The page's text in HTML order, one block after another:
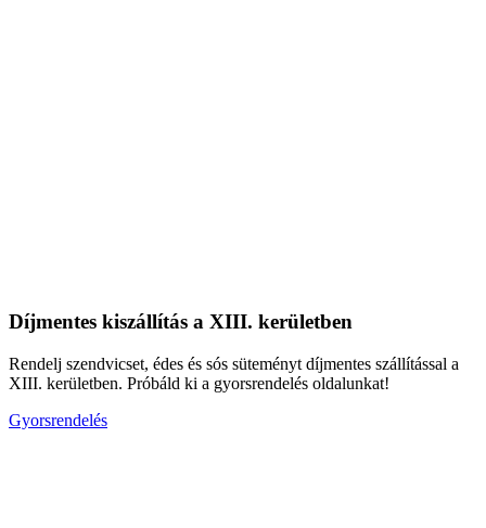
Díjmentes kiszállítás a XIII. kerületben
Rendelj szendvicset, édes és sós süteményt díjmentes szállítással a
XIII. kerületben. Próbáld ki a gyorsrendelés oldalunkat!
Gyorsrendelés